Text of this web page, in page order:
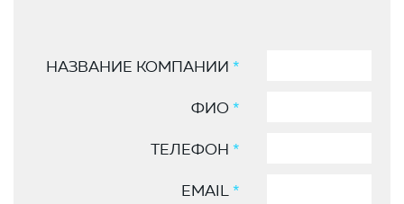
НАЗВАНИЕ КОМПАНИИ *
ФИО *
ТЕЛЕФОН *
EMAIL *